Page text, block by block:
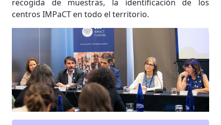
recogida de muestras, la identificación de los
centros IMPaCT en todo el territorio.